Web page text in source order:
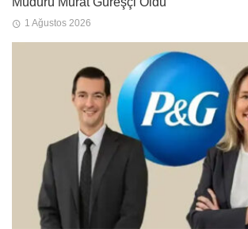
1 Ağustos 2026